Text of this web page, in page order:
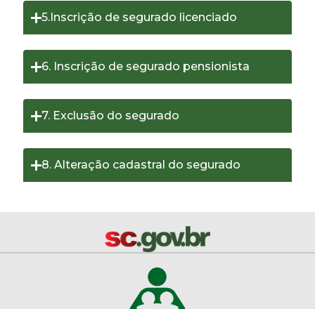
5.Inscrição de segurado licenciado
6. Inscrição de segurado pensionista
7. Exclusão do segurado
8. Alteração cadastral do segurado